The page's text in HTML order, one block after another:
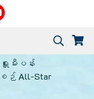
ရှူးမီးပန်း
ဉ် All-Star